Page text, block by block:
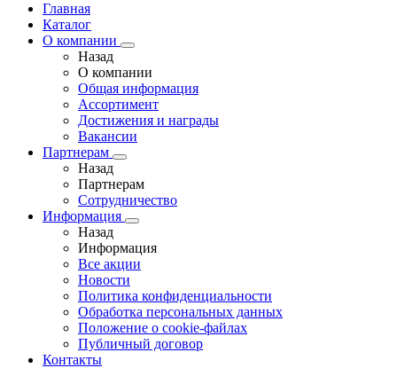
Главная
Каталог
О компании
Назад
О компании
Общая информация
Ассортимент
Достижения и награды
Вакансии
Партнерам
Назад
Партнерам
Сотрудничество
Информация
Назад
Информация
Все акции
Новости
Политика конфиденциальности
Обработка персональных данных
Положение о cookie-файлах
Публичный договор
Контакты